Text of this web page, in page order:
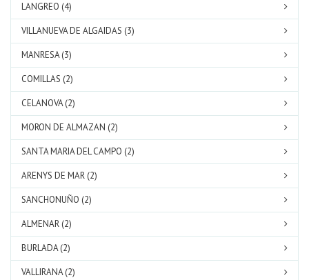
LANGREO (4)
VILLANUEVA DE ALGAIDAS (3)
MANRESA (3)
COMILLAS (2)
CELANOVA (2)
MORON DE ALMAZAN (2)
SANTA MARIA DEL CAMPO (2)
ARENYS DE MAR (2)
SANCHONUÑO (2)
ALMENAR (2)
BURLADA (2)
VALLIRANA (2)